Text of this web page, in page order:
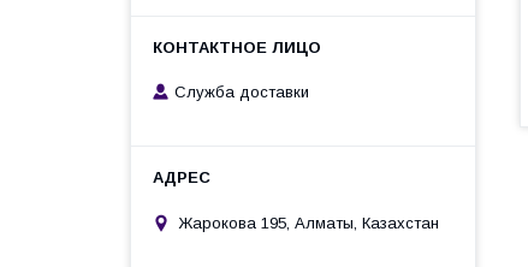
Служба доставки
Жарокова 195, Алматы, Казахстан